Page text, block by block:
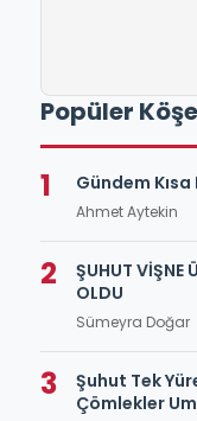
Popüler
1 Gündem Kısa
Ahmet Aytekin
2
ŞUHUT VİŞNE
OLDU
Sümeyra Doğar
3
Şuhut Tek
Çömlekler